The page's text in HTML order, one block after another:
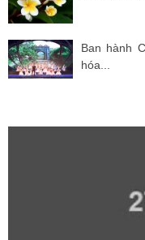
Ban hành
hóa...